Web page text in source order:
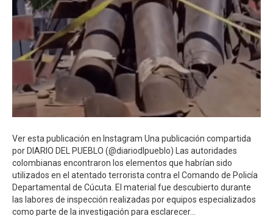
Ver esta publicación en Instagram Una publicación compartida
por DIARIO DEL PUEBLO (@diariodlpueblo) Las autoridades
colombianas encontraron los elementos que habrían sido
utilizados en el atentado terrorista contra el Comando de Policía
Departamental de Cúcuta. El material fue descubierto durante
las labores de inspección realizadas por equipos especializados
como parte de la investigación para esclarecer…